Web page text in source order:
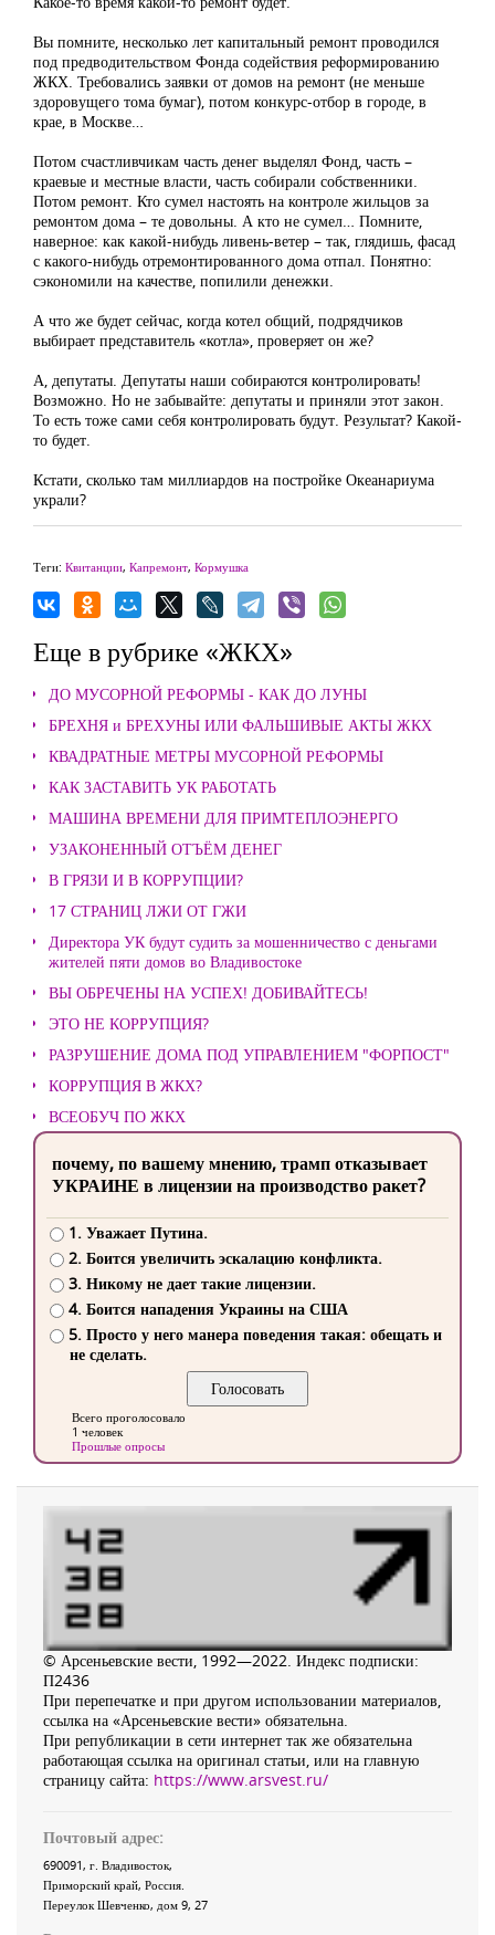
Вы помните, несколько лет капитальный ремонт проводился
под предводительством Фонда содействия реформированию
ЖКХ. Требовались заявки от домов на ремонт (не меньше
здоровущего тома бумаг), потом конкурс-отбор в городе, в
крае, в Москве…
Потом счастливчикам часть денег выделял Фонд, часть –
краевые и местные власти, часть собирали собственники.
Потом ремонт. Кто сумел настоять на контроле жильцов за
ремонтом дома – те довольны. А кто не сумел… Помните,
наверное: как какой-нибудь ливень-ветер – так, глядишь, фасад
с какого-нибудь отремонтированного дома отпал. Понятно:
сэкономили на качестве, попилили денежки.
А что же будет сейчас, когда котел общий, подрядчиков
выбирает представитель «котла», проверяет он же?
А, депутаты. Депутаты наши собираются контролировать!
Возможно. Но не забывайте: депутаты и приняли этот закон.
То есть тоже сами себя контролировать будут. Результат? Какой-
то будет.
Кстати, сколько там миллиардов на постройке Океанариума
украли?
Теги: Квитанции, Капремонт, Кормушка
Еще в рубрике «ЖКХ»
ДО МУСОРНОЙ РЕФОРМЫ - КАК ДО ЛУНЫ
БРЕХНЯ и БРЕХУНЫ ИЛИ ФАЛЬШИВЫЕ АКТЫ ЖКХ
КВАДРАТНЫЕ МЕТРЫ МУСОРНОЙ РЕФОРМЫ
КАК ЗАСТАВИТЬ УК РАБОТАТЬ
МАШИНА ВРЕМЕНИ ДЛЯ ПРИМТЕПЛОЭНЕРГО
УЗАКОНЕННЫЙ ОТЪЁМ ДЕНЕГ
В ГРЯЗИ И В КОРРУПЦИИ?
17 СТРАНИЦ ЛЖИ ОТ ГЖИ
Директора УК будут судить за мошенничество с деньгами
жителей пяти домов во Владивостоке
ВЫ ОБРЕЧЕНЫ НА УСПЕХ! ДОБИВАЙТЕСЬ!
ЭТО НЕ КОРРУПЦИЯ?
РАЗРУШЕНИЕ ДОМА ПОД УПРАВЛЕНИЕМ "ФОРПОСТ"
КОРРУПЦИЯ В ЖКХ?
ВСЕОБУЧ ПО ЖКХ
почему, по вашему мнению, трамп отказывает
УКРАИНЕ в лицензии на производство ракет?
1. Уважает Путина.
2. Боится увеличить эскалацию конфликта.
3. Никому не дает такие лицензии.
4. Боится нападения Украины на США
5. Просто у него манера поведения такая: обещать и
не сделать.
Всего проголосовало
1 человек
Прошлые опросы
© Арсеньевские вести, 1992—2022. Индекс подписки:
П2436
При перепечатке и при другом использовании материалов,
ссылка на «Арсеньевские вести» обязательна.
При републикации в сети интернет так же обязательна
работающая ссылка на оригинал статьи, или на главную
страницу сайта: https://www.arsvest.ru/
Почтовый адрес:
690091, г. Владивосток,
Приморский край, Россия
Переулок Шевченко, дом 9, 27